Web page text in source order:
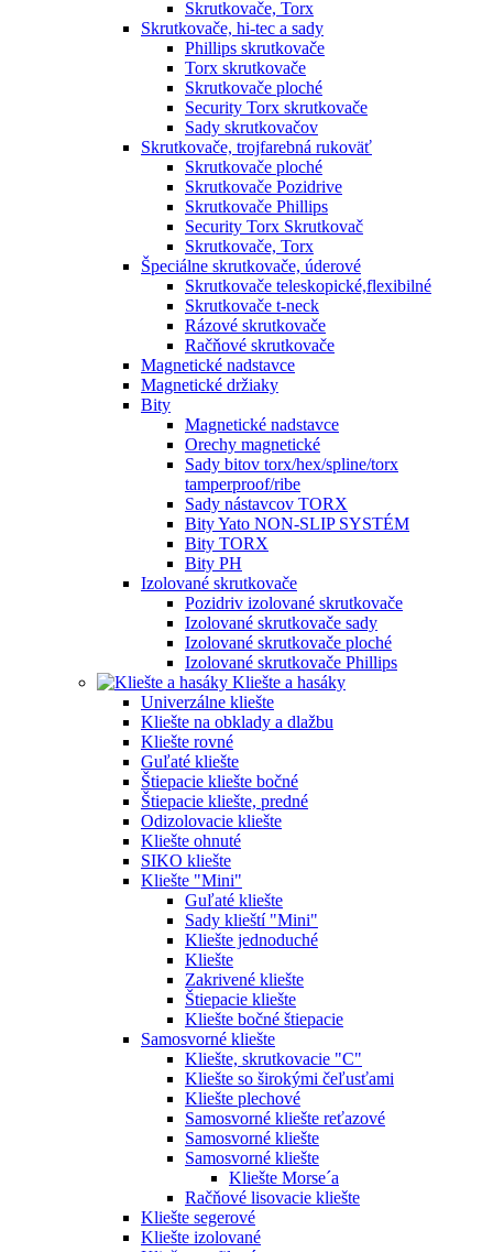
Skrutkovače, Torx
Skrutkovače, hi-tec a sady
Phillips skrutkovače
Torx skrutkovače
Skrutkovače ploché
Security Torx skrutkovače
Sady skrutkovačov
Skrutkovače, trojfarebná rukoväť
Skrutkovače ploché
Skrutkovače Pozidrive
Skrutkovače Phillips
Security Torx Skrutkovač
Skrutkovače, Torx
Špeciálne skrutkovače, úderové
Skrutkovače teleskopické,flexibilné
Skrutkovače t-neck
Rázové skrutkovače
Račňové skrutkovače
Magnetické nadstavce
Magnetické držiaky
Bity
Magnetické nadstavce
Orechy magnetické
Sady bitov torx/hex/spline/torx
tamperproof/ribe
Sady nástavcov TORX
Bity Yato NON-SLIP SYSTÉM
Bity TORX
Bity PH
Izolované skrutkovače
Pozidriv izolované skrutkovače
Izolované skrutkovače sady
Izolované skrutkovače ploché
Izolované skrutkovače Phillips
Kliešte a hasáky
Univerzálne kliešte
Kliešte na obklady a dlažbu
Kliešte rovné
Guľaté kliešte
Štiepacie kliešte bočné
Štiepacie kliešte, predné
Odizolovacie kliešte
Kliešte ohnuté
SIKO kliešte
Kliešte "Mini"
Guľaté kliešte
Sady klieští "Mini"
Kliešte jednoduché
Kliešte
Zakrivené kliešte
Štiepacie kliešte
Kliešte bočné štiepacie
Samosvorné kliešte
Kliešte, skrutkovacie "C"
Kliešte so širokými čeľusťami
Kliešte plechové
Samosvorné kliešte reťazové
Samosvorné kliešte
Samosvorné kliešte
Kliešte Morse´a
Račňové lisovacie kliešte
Kliešte segerové
Kliešte izolované